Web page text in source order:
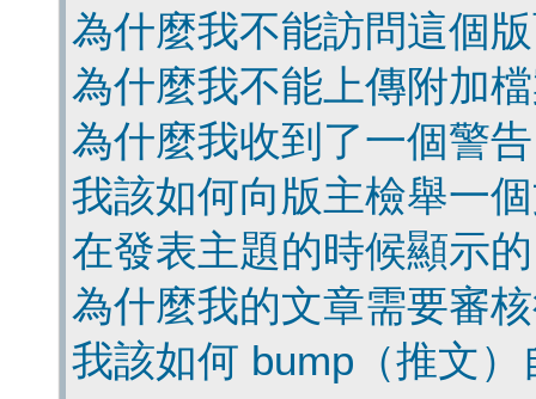
為什麼我不能訪問這個
為什麼我不能上傳附加
為什麼我收到了一個警
我該如何向版主檢舉一
在發表主題的時候顯示
為什麼我的文章需要審
我該如何 bump（推文